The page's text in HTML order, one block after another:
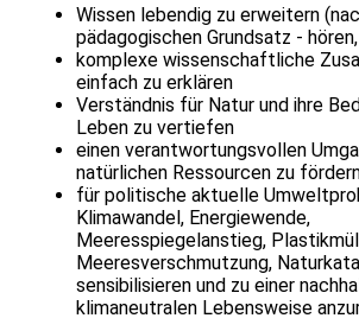
Wissen lebendig zu erweitern
pädagogischen Grundsatz -
komplexe wissenschaftliche
einfach zu erklären
Verständnis für Natur und ihre
Leben zu vertiefen
einen verantwortungsvollen
natürlichen Ressourcen zu
für politische aktuelle
Klimawandel, Energiewende,
Meeresspiegelanstieg,
Meeresverschmutzung,
sensibilisieren und zu einer
klimaneutralen Lebensweise